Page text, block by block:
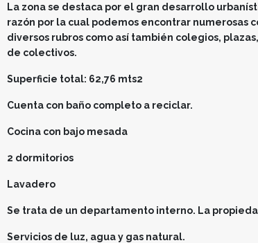
La zona se destaca por el gran desarrollo
razón por la cual podemos encontrar numerosas
diversos rubros como así también colegios,
de colectivos.
Superficie total: 62,76 mts2
Cuenta con baño completo a reciclar.
Cocina con bajo mesada
2 dormitorios
Lavadero
Se trata de un departamento interno. La
Servicios de luz, agua y gas natural.